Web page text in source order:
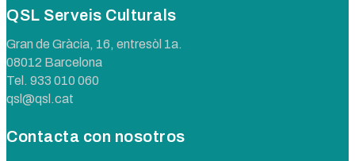
QSL Serveis Culturals
Gran de Gràcia, 16, entresòl 1a.
08012 Barcelona
Tel.933 010 060
qsl@qsl.cat
Contacta con nosotros